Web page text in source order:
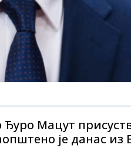
Мацут
је данас из